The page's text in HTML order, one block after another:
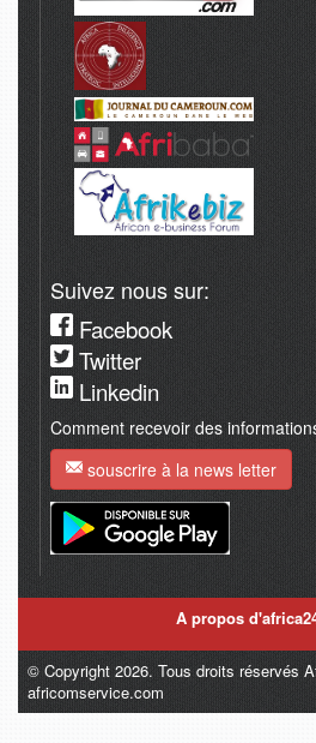
Suivez nous sur:
Facebook
Twitter
Linkedin
Comment recevoir des
souscrire à la news letter
A propos
© Copyright 2026. Tous droits réservés
africomservice.com